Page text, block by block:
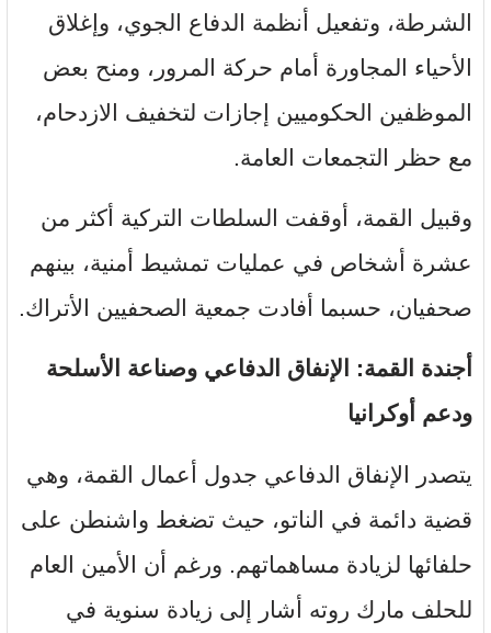
الشرطة، وتفعيل أنظمة الدفاع الجوي، وإغلاق
الأحياء المجاورة أمام حركة المرور، ومنح بعض
الموظفين الحكوميين إجازات لتخفيف الازدحام،
مع حظر التجمعات العامة.
وقبيل القمة، أوقفت السلطات التركية أكثر من
عشرة أشخاص في عمليات تمشيط أمنية، بينهم
صحفيان، حسبما أفادت جمعية الصحفيين الأتراك.
أجندة القمة: الإنفاق الدفاعي وصناعة الأسلحة
ودعم أوكرانيا
يتصدر الإنفاق الدفاعي جدول أعمال القمة، وهي
قضية دائمة في الناتو، حيث تضغط واشنطن على
حلفائها لزيادة مساهماتهم. ورغم أن الأمين العام
للحلف مارك روته أشار إلى زيادة سنوية في